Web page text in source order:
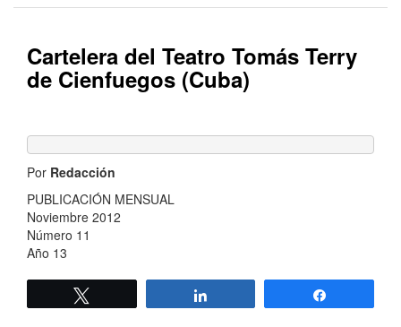
Cartelera del Teatro Tomás Terry
de Cienfuegos (Cuba)
Por Redacción
PUBLICACIÓN MENSUAL
Noviembre 2012
Número 11
Año 13